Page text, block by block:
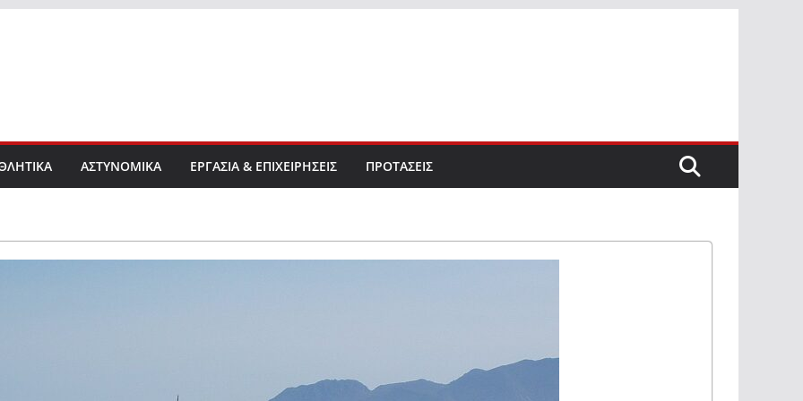
ΑΣΤΥΝΟΜΙΚΑ ΕΡΓΑΣΙΑ & ΕΠΙΧΕΙΡΗΣΕΙΣ ΠΡΟΤΑΣΕΙΣ